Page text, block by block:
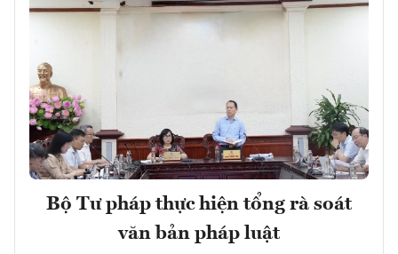
Bộ Tư pháp thực hiện tổng rà soát
văn bản pháp luật